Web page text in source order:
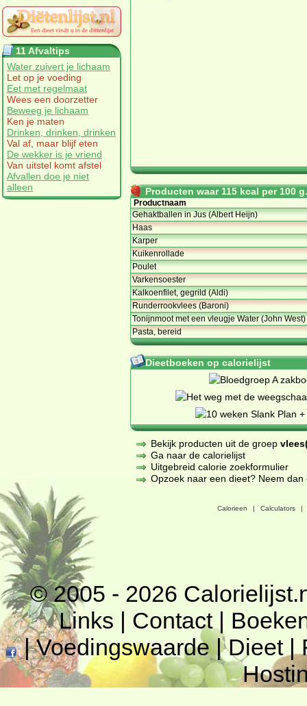
11 Afvaltips
Water zuivert je lichaam
Let op je voeding
Eet met regelmaat
Wees een doorzetter
Beweeg je lichaam
Ken je maten
Drinken, drinken, drinken
Val af, maar blijf eten
De wekker is je vriend
Van uitstel komt afstel
Afvallen doe je niet
alleen
Producten waar 115 kcal per 100
Productnaam
Gehaktballen in Jus (Albert Heijn)
Haas
Karper
Kuikenrollade
Poulet
Varkensoester
Kalkoenfilet, gegrild (Aldi)
Runderrookvlees (Baroni)
Tonijnmoot met een vleugje Water (John West)
Pasta, bereid
Dieetboeken op calorielijst
Bekijk producten uit de groep
Ga naar de calorielijst
Uitgebreid calorie zoekformulier
Opzoek naar een dieet? Neem
Calorieen | Calculators |
© 2005 - 2026
Links | Contact|
|Voedingswaarde|Dieet|